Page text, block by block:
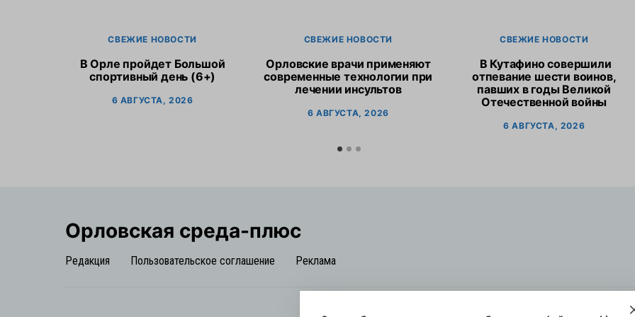
СВЕЖИЕ НОВОСТИ
В Орле пройдет Большой
спортивный день (6+)
6 АВГУСТА, 2026
СВЕЖИЕ НОВОСТИ
Орловские врачи применяют
современные технологии при
лечении инсультов
6 АВГУСТА, 2026
СВЕЖИЕ НОВОСТИ
В Кутафино совершили
отпевание шести воинов,
павших в годы Великой
Отечественной войны
6 АВГУСТА, 2026
Орловская cреда-плюс
Редакция Пользовательское соглашение Реклама